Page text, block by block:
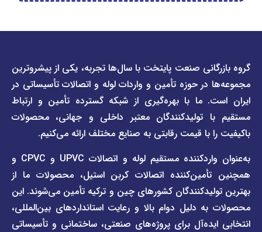
صنعت پایتخت با سال‌ها تجربه، یکی از پیشروترین
حوزه تأمین و واردات لوله و اتصالات تأسیساتی در
ما با بهره‌گیری از شبکه گسترده تأمین و ارتباط
تولیدکنندگان معتبر داخلی و جهانی، محصولات
با قیمت رقابتی به صنایع مختلف ارائه می‌کنیم.
به‌عنوان واردکننده مستقیم لوله و اتصالات UPVC و CPVC و
اتصالات کربن استیل، محصولات ما از
کشورهای چین و ترکیه تأمین می‌شوند. این
دلیل دوام بالا و رعایت استانداردهای بین‌المللی،
برای پروژه‌های صنعتی، ساختمانی و تأسیساتی
دسترسی
سریع
صفحه
لیست
قیمت
صفحه
برند
پیمتاش
صفحه
برند
فاراب
دسترسی
سریع
درباره
ما
قوانین
و
مقررات
وبلاگ
خبری